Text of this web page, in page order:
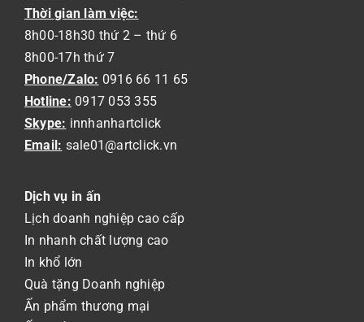
Thời gian làm việc:
8h00-18h30 thứ 2 – thứ 6
8h00-17h thứ 7
Phone/Zalo: 0916 66 11 65
Hotline: 0917 053 355
Skype: innhanhartclick
Email: sale01@artclick.vn
Dịch vụ in ấn
Lịch doanh nghiệp cao cấp
In nhanh chất lượng cao
In khổ lớn
Quà tặng Doanh nghiệp
Ấn phẩm thương mại